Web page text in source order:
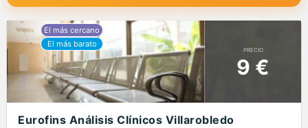
PRECIO
9 €
Eurofins Análisis Clínicos Villarobledo